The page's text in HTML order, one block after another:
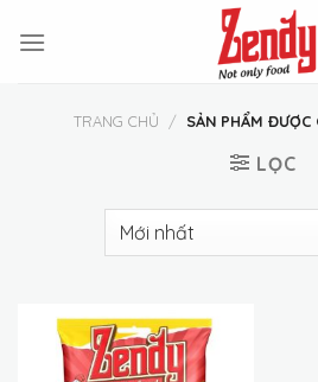
TRANG CHỦ / SẢN PHẨM ĐƯỢC
LỌC